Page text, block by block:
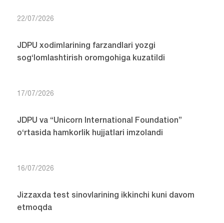
22/07/2026
JDPU xodimlarining farzandlari yozgi
sog‘lomlashtirish oromgohiga kuzatildi
17/07/2026
JDPU va “Unicorn International Foundation”
o‘rtasida hamkorlik hujjatlari imzolandi
16/07/2026
Jizzaxda test sinovlarining ikkinchi kuni davom
etmoqda